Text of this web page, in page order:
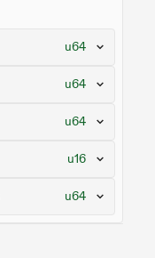
u64
u64
u64
u16
u64